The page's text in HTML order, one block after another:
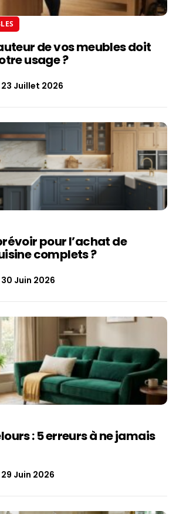
de vos meubles doit
usage ?
23 Juillet 2026
pour l’achat de
complets ?
30 Juin 2026
: 5 erreurs à ne jamais
29 Juin 2026